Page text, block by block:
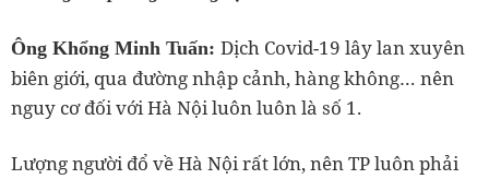
Ông Khổng Minh Tuấn: Dịch Covid-19 lây lan xuyên
biên giới, qua đường nhập cảnh, hàng không… nên
nguy cơ đối với Hà Nội luôn luôn là số 1.
Lượng người đổ về Hà Nội rất lớn, nên TP luôn phải